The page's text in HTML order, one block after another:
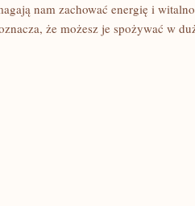
nam zachować energię i
⁣że możesz je spożywać w